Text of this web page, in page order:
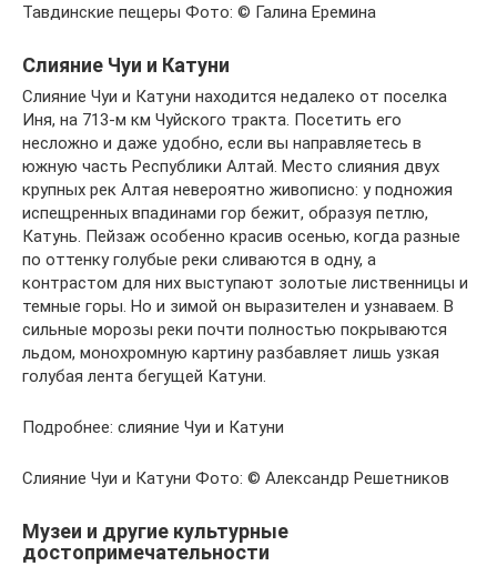
Тавдинские пещеры Фото: © Галина Еремина
Слияние Чуи и Катуни
Слияние Чуи и Катуни находится недалеко от поселка
Иня, на 713-м км Чуйского тракта. Посетить его
несложно и даже удобно, если вы направляетесь в
южную часть Республики Алтай. Место слияния двух
крупных рек Алтая невероятно живописно: у подножия
испещренных впадинами гор бежит, образуя петлю,
Катунь. Пейзаж особенно красив осенью, когда разные
по оттенку голубые реки сливаются в одну, а
контрастом для них выступают золотые лиственницы и
темные горы. Но и зимой он выразителен и узнаваем. В
сильные морозы реки почти полностью покрываются
льдом, монохромную картину разбавляет лишь узкая
голубая лента бегущей Катуни.
Подробнее: слияние Чуи и Катуни
Слияние Чуи и Катуни Фото: © Александр Решетников
Музеи и другие культурные
достопримечательности